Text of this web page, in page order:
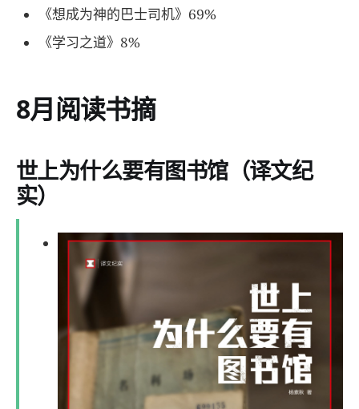
《想成为神的巴士司机》69%
《学习之道》8%
8月阅读书摘
世上为什么要有图书馆（译文纪
实）